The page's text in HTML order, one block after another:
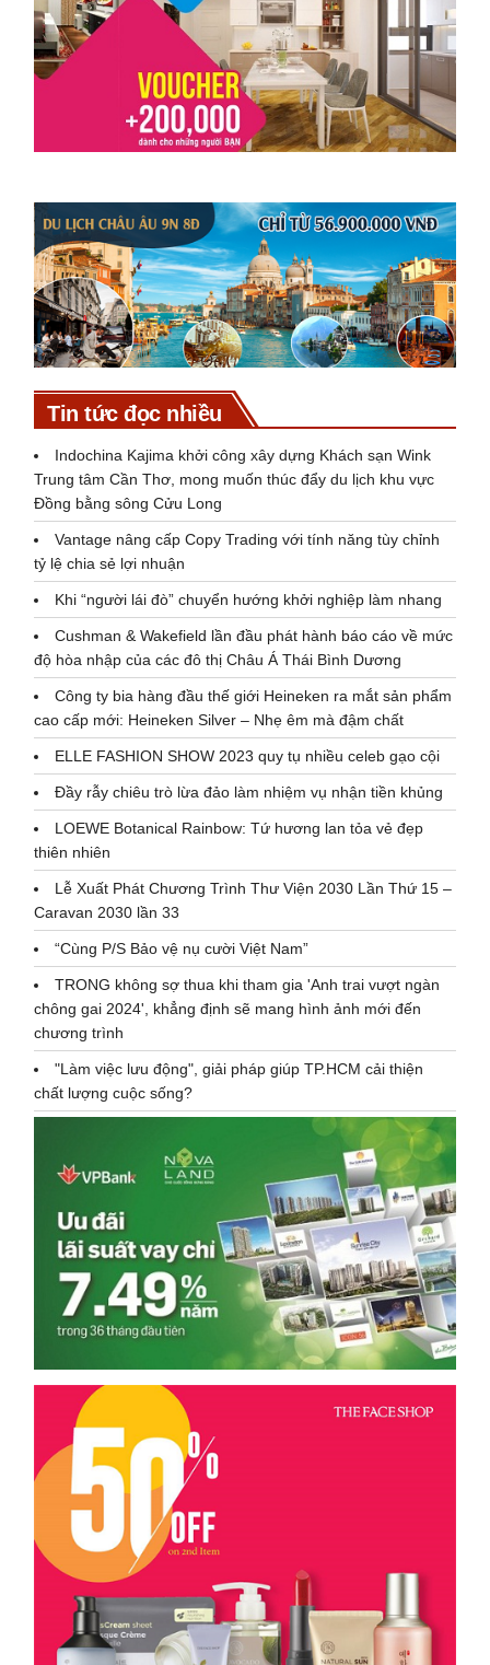
Tin tức đọc nhiều
Indochina Kajima khởi công xây dựng Khách sạn Wink
Trung tâm Cần Thơ, mong muốn thúc đẩy du lịch khu vực
Đồng bằng sông Cửu Long
Vantage nâng cấp Copy Trading với tính năng tùy chỉnh
tỷ lệ chia sẻ lợi nhuận
Khi “người lái đò” chuyển hướng khởi nghiệp làm nhang
Cushman & Wakefield lần đầu phát hành báo cáo về mức
độ hòa nhập của các đô thị Châu Á Thái Bình Dương
Công ty bia hàng đầu thế giới Heineken ra mắt sản phẩm
cao cấp mới: Heineken Silver – Nhẹ êm mà đậm chất
ELLE FASHION SHOW 2023 quy tụ nhiều celeb gạo cội
Đầy rẫy chiêu trò lừa đảo làm nhiệm vụ nhận tiền khủng
LOEWE Botanical Rainbow: Tứ hương lan tỏa vẻ đẹp
thiên nhiên
Lễ Xuất Phát Chương Trình Thư Viện 2030 Lần Thứ 15 –
Caravan 2030 lần 33
“Cùng P/S Bảo vệ nụ cười Việt Nam”
TRONG không sợ thua khi tham gia 'Anh trai vượt ngàn
chông gai 2024', khẳng định sẽ mang hình ảnh mới đến
chương trình
"Làm việc lưu động", giải pháp giúp TP.HCM cải thiện
chất lượng cuộc sống?